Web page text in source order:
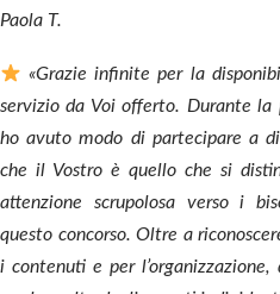
Paola T.
«Grazie infinite per la
servizio da Voi offerto. Durante la
ho avuto modo di partecipare a
che il Vostro è quello che si
attenzione scrupolosa verso i
questo concorso. Oltre a
i contenuti e per